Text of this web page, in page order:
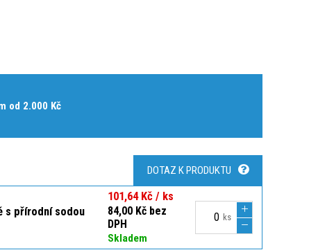
od 2.000 Kč
DOTAZ K PRODUKTU
s přírodní sodou
101,64 Kč / ks
84,00 Kč bez
DPH
Skladem
ks